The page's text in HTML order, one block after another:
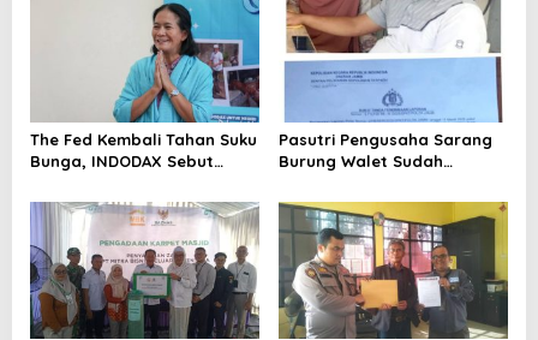
The Fed Kembali Tahan Suku
Bunga, INDODAX Sebut
Sentimen Pasar
Pasutri Pengusaha Sarang
Burung Walet Sudah
Pelapor Desak Polda Jambi
Segera Lakukan Penahanan